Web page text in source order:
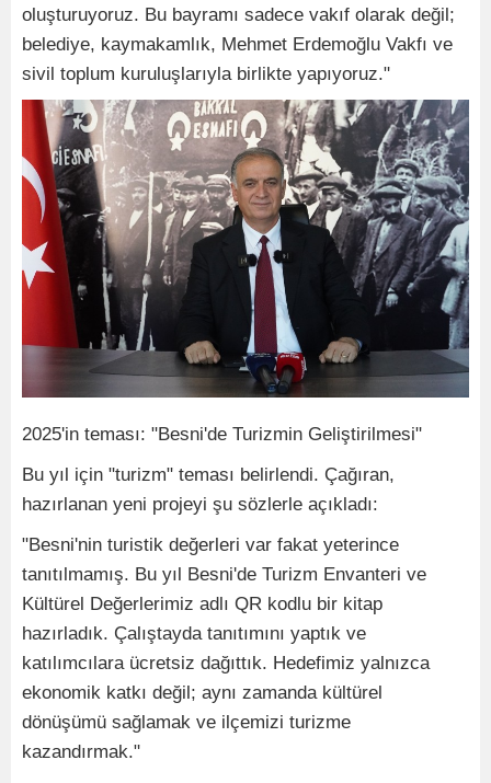
oluşturuyoruz. Bu bayramı sadece vakıf olarak değil;
belediye, kaymakamlık, Mehmet Erdemoğlu Vakfı ve
sivil toplum kuruluşlarıyla birlikte yapıyoruz."
2025'in teması: "Besni'de Turizmin Geliştirilmesi"
Bu yıl için "turizm" teması belirlendi. Çağıran,
hazırlanan yeni projeyi şu sözlerle açıkladı:
"Besni'nin turistik değerleri var fakat yeterince
tanıtılmamış. Bu yıl Besni'de Turizm Envanteri ve
Kültürel Değerlerimiz adlı QR kodlu bir kitap
hazırladık. Çalıştayda tanıtımını yaptık ve
katılımcılara ücretsiz dağıttık. Hedefimiz yalnızca
ekonomik katkı değil; aynı zamanda kültürel
dönüşümü sağlamak ve ilçemizi turizme
kazandırmak."